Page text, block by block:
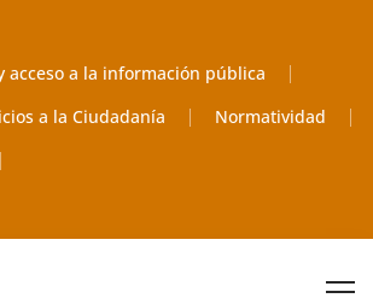
acceso a la información pública
a la Ciudadanía
Normatividad